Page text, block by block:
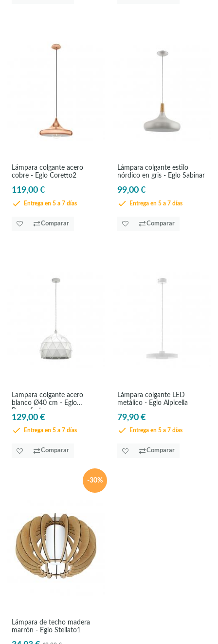
Lámpara colgante acero
cobre - Eglo Coretto2
119,00 €
Entrega en 5 a 7 días
Comparar
Lámpara colgante estilo
nórdico en gris - Eglo Sabinar
99,00 €
Entrega en 5 a 7 días
Comparar
Lampara colgante acero
blanco Ø40 cm - Eglo
Roccaforte
129,00 €
Entrega en 5 a 7 días
Comparar
Lámpara colgante LED
metálico - Eglo Alpicella
79,90 €
Entrega en 5 a 7 días
Comparar
-30%
Lámpara de techo madera
marrón - Eglo Stellato1